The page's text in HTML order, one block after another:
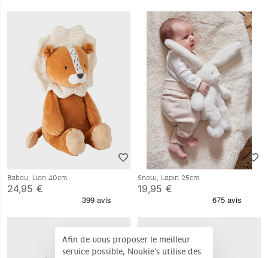
Babou, Lion 40cm
24,95 €
Snow, Lapin 25cm
19,95 €
Afin de vous proposer le meilleur
service possible, Noukie's utilise des